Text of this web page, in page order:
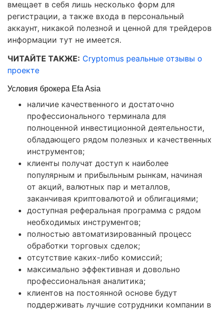
вмещает в себя лишь несколько форм для
регистрации, а также входа в персональный
аккаунт, никакой полезной и ценной для трейдеров
информации тут не имеется.
ЧИТАЙТЕ ТАКЖЕ: Cryptomus реальные отзывы о
проекте
Условия брокера Efa Asia
наличие качественного и достаточно
профессионального терминала для
полноценной инвестиционной деятельности,
обладающего рядом полезных и качественных
инструментов;
клиенты получат доступ к наиболее
популярным и прибыльным рынкам, начиная
от акций, валютных пар и металлов,
заканчивая криптовалютой и облигациями;
доступная реферальная программа с рядом
необходимых инструментов;
полностью автоматизированный процесс
обработки торговых сделок;
отсутствие каких-либо комиссий;
максимально эффективная и довольно
профессиональная аналитика;
клиентов на постоянной основе будут
поддерживать лучшие сотрудники компании в